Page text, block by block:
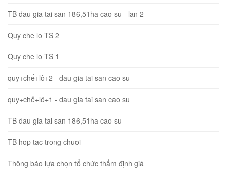
TB dau gia tai san 186,51ha cao su - lan 2
Quy che lo TS 2
Quy che lo TS 1
quy+chế+lô+2 - dau gia tai san cao su
quy+chế+lô+1 - dau gia tai san cao su
TB dau gia tai san 186,51ha cao su
TB hop tac trong chuoi
Thông báo lựa chọn tổ chức thẩm định giá